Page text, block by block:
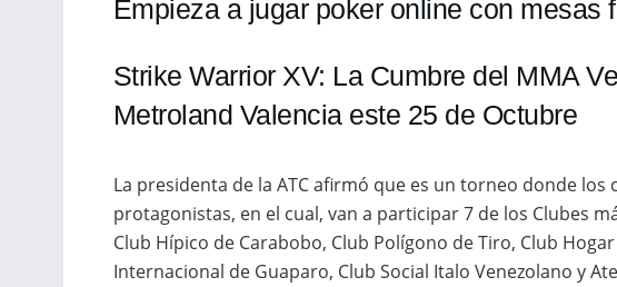
Empieza a jugar poker online con mesas
Strike Warrior XV: La Cumbre del MMA
Metroland Valencia este 25 de Octubre
La presidenta de la ATC afirmó que es un torneo donde
protagonistas, en el cual, van a participar 7 de los Clubes
Club Hípico de Carabobo, Club Polígono de Tiro, Club
Internacional de Guaparo, Club Social Italo Venezolano y